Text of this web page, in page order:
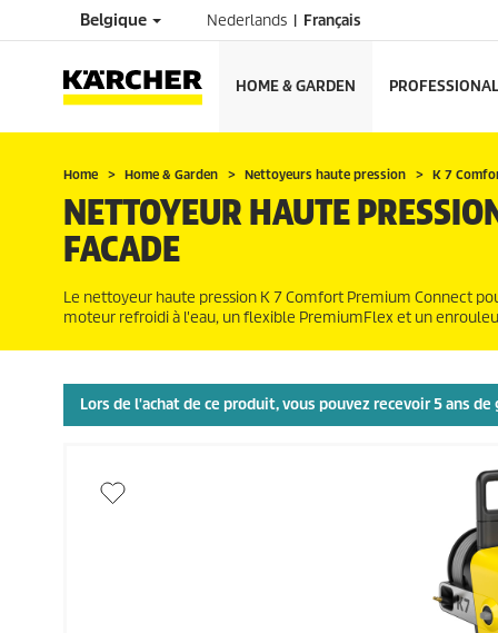
Belgique Nederlands Français
HOME & GARDEN PROFESSIONAL
Home Home & Garden Nettoyeurs haute pression K 7
NETTOYEUR HAUTE
FACADE
Le nettoyeur haute pression K 7 Comfort Premium Connect
moteur refroidi à l'eau, un flexible PremiumFlexet un
Lors de l'achat de ce produit, vous pouvez recevoir 5 ans